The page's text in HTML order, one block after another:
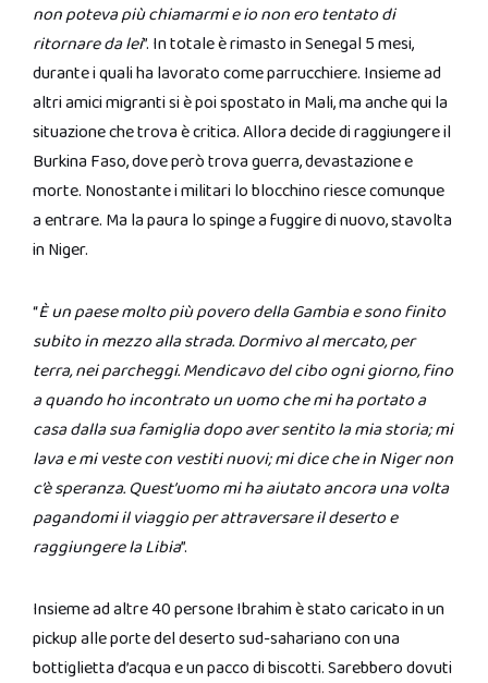
non poteva più chiamarmi e io non ero tentato di
ritornare da lei”. In totale è rimasto in Senegal 5 mesi,
durante i quali ha lavorato come parrucchiere. Insieme ad
altri amici migranti si è poi spostato in Mali, ma anche qui la
situazione che trova è critica. Allora decide di raggiungere il
Burkina Faso, dove però trova guerra, devastazione e
morte. Nonostante i militari lo blocchino riesce comunque
a entrare. Ma la paura lo spinge a fuggire di nuovo, stavolta
in Niger.
“È un paese molto più povero della Gambia e sono finito
subito in mezzo alla strada. Dormivo al mercato, per
terra, nei parcheggi. Mendicavo del cibo ogni giorno, fino
a quando ho incontrato un uomo che mi ha portato a
casa dalla sua famiglia dopo aver sentito la mia storia; mi
lava e mi veste con vestiti nuovi; mi dice che in Niger non
c’è speranza. Quest’uomo mi ha aiutato ancora una volta
pagandomi il viaggio per attraversare il deserto e
raggiungere la Libia”.
Insieme ad altre 40 persone Ibrahim è stato caricato in un
pickup alle porte del deserto sud-sahariano con una
bottiglietta d’acqua e un pacco di biscotti. Sarebbero dovuti